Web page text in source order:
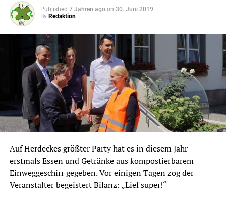
Published 7 Jahren ago on 30. Juni 2019
By Redaktion
Auf Herdeckes größter Party hat es in diesem Jahr
erstmals Essen und Getränke aus kompostierbarem
Einweggeschirr gegeben. Vor einigen Tagen zog der
Veranstalter begeistert Bilanz: „Lief super!“